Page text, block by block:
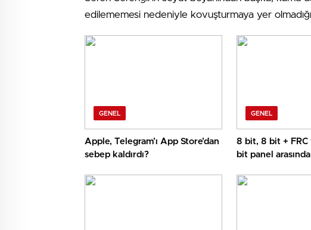
edilememesi nedeniyle kovuşturmaya yer
GENEL
Apple, Telegram’ı App Store’dan
sebep kaldırdı?
GENEL
8 bit, 8 bit + FRC
bit panel